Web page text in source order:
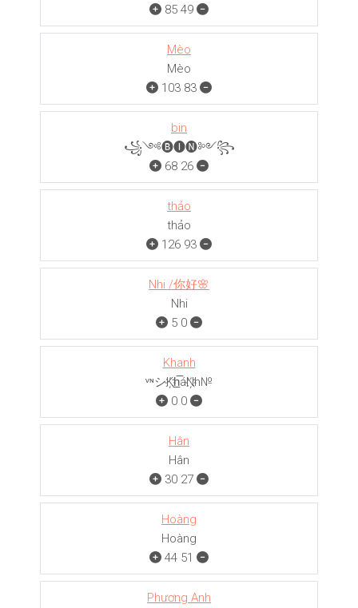
85 49
Mèo
Mèo
103 83
bin
꧁༺🅑🅘🅝༻꧂
68 26
thảo
thảo
126 93
Nhi /你好🌸
Nhi
5 0
Khanh
ᵛᶰシK҉h̲̅áN҉h№
0 0
Hân
Hân
30 27
Hoàng
Hoàng
44 51
Phương Anh